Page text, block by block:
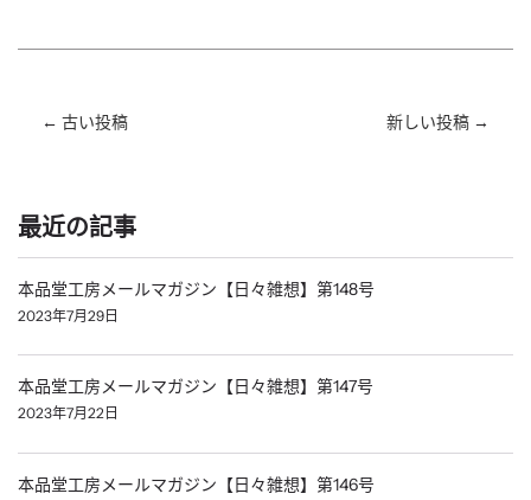
← 古い投稿 新しい投稿 →
最近の記事
本品堂工房メールマガジン【日々雑想】第148号
2023年7月29日
本品堂工房メールマガジン【日々雑想】第147号
2023年7月22日
本品堂工房メールマガジン【日々雑想】第146号